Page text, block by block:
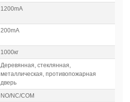
1200mA
200mA
1000кг
Деревянная, стеклянная,
металлическая, противопожарная
дверь
NO/NC/COM